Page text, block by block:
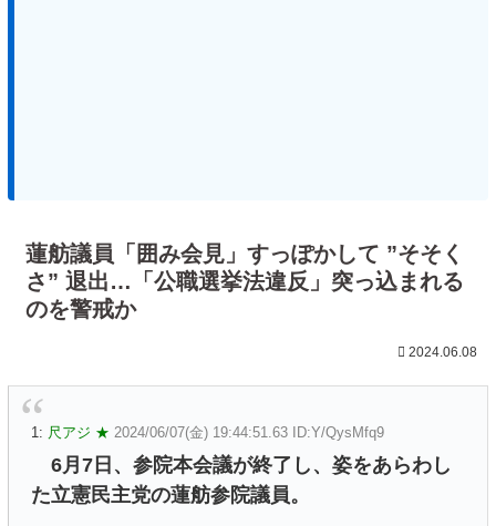
蓮舫議員「囲み会見」すっぽかして ”そそく
さ” 退出…「公職選挙法違反」突っ込まれる
のを警戒か
2024.06.08
1: 尺アジ ★ 2024/06/07(金) 19:44:51.63 ID:Y/QysMfq9
6月7日、参院本会議が終了し、姿をあらわし
た立憲民主党の蓮舫参院議員。